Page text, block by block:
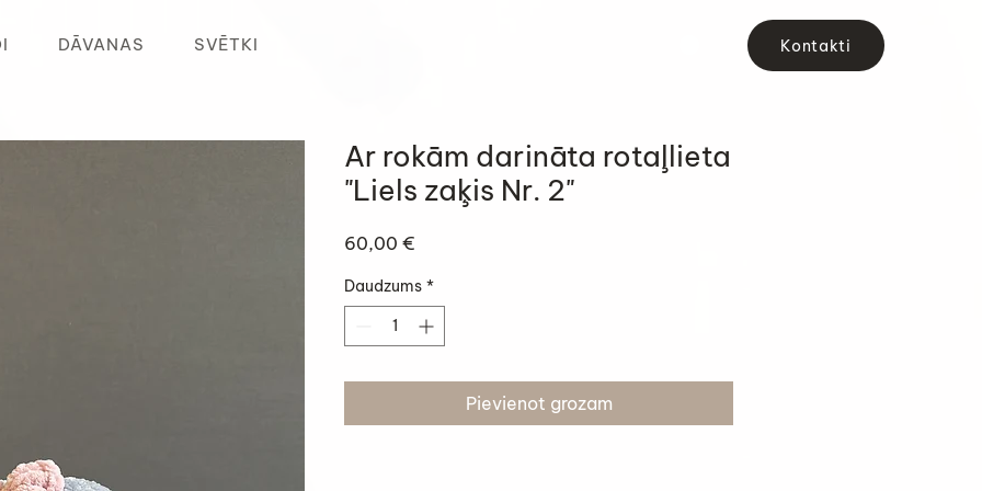
DĀVANAS SVĒTKI Kontakti
Ar rokām darināta rotaļlieta
"Liels zaķis Nr. 2"
60,00 €
Daudzums *
Pievienot grozam